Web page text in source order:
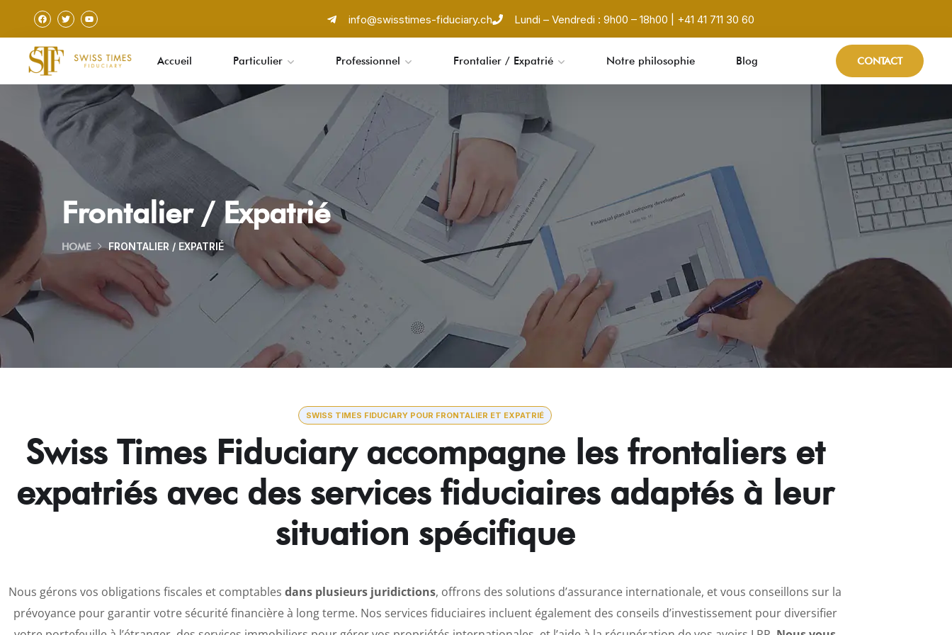
info@swisstimes-fiduciary.ch Lundi – Vendredi : 9h00 – 18h00 | +41 41 711 30 60
Accueil Particulier Professionnel Frontalier / Expatrié Notre philosophie Blog CONTACT
Frontalier / Expatrié
HOME FRONTALIER / EXPATRIÉ
SWISS TIMES FIDUCIARY POUR FRONTALIER ET EXPATRIÉ
Swiss Times Fiduciary accompagne les frontaliers et
expatriés avec des services fiduciaires adaptés à leur
situation spécifique
Nous gérons vos obligations fiscales et comptables dans plusieurs juridictions, offrons des solutions d’assurance internationale, et vous conseillons sur la
prévoyance pour garantir votre sécurité financière à long terme. Nos services fiduciaires incluent également des conseils d’investissement pour diversifier